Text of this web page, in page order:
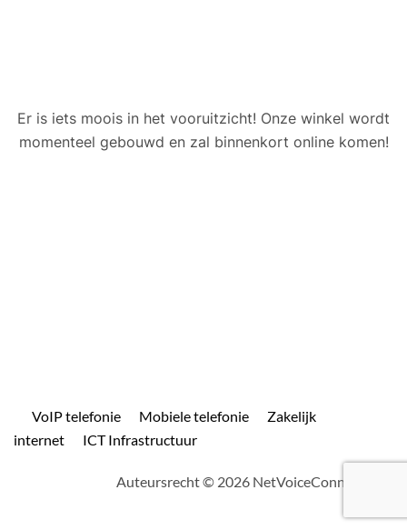
Er is iets moois in het vooruitzicht! Onze winkel wordt
momenteel gebouwd en zal binnenkort online komen!
VoIP telefonie Mobiele telefonie
Zakelijk
internet
ICT Infrastructuur
Auteursrecht © 2026 NetVoiceConnect.com